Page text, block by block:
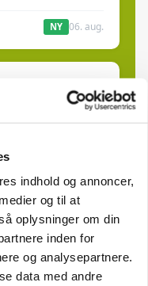
indhold og annoncer,
og til at
oplysninger om din
inden for
og analysepartnere.
data med andre
NY 06. aug.